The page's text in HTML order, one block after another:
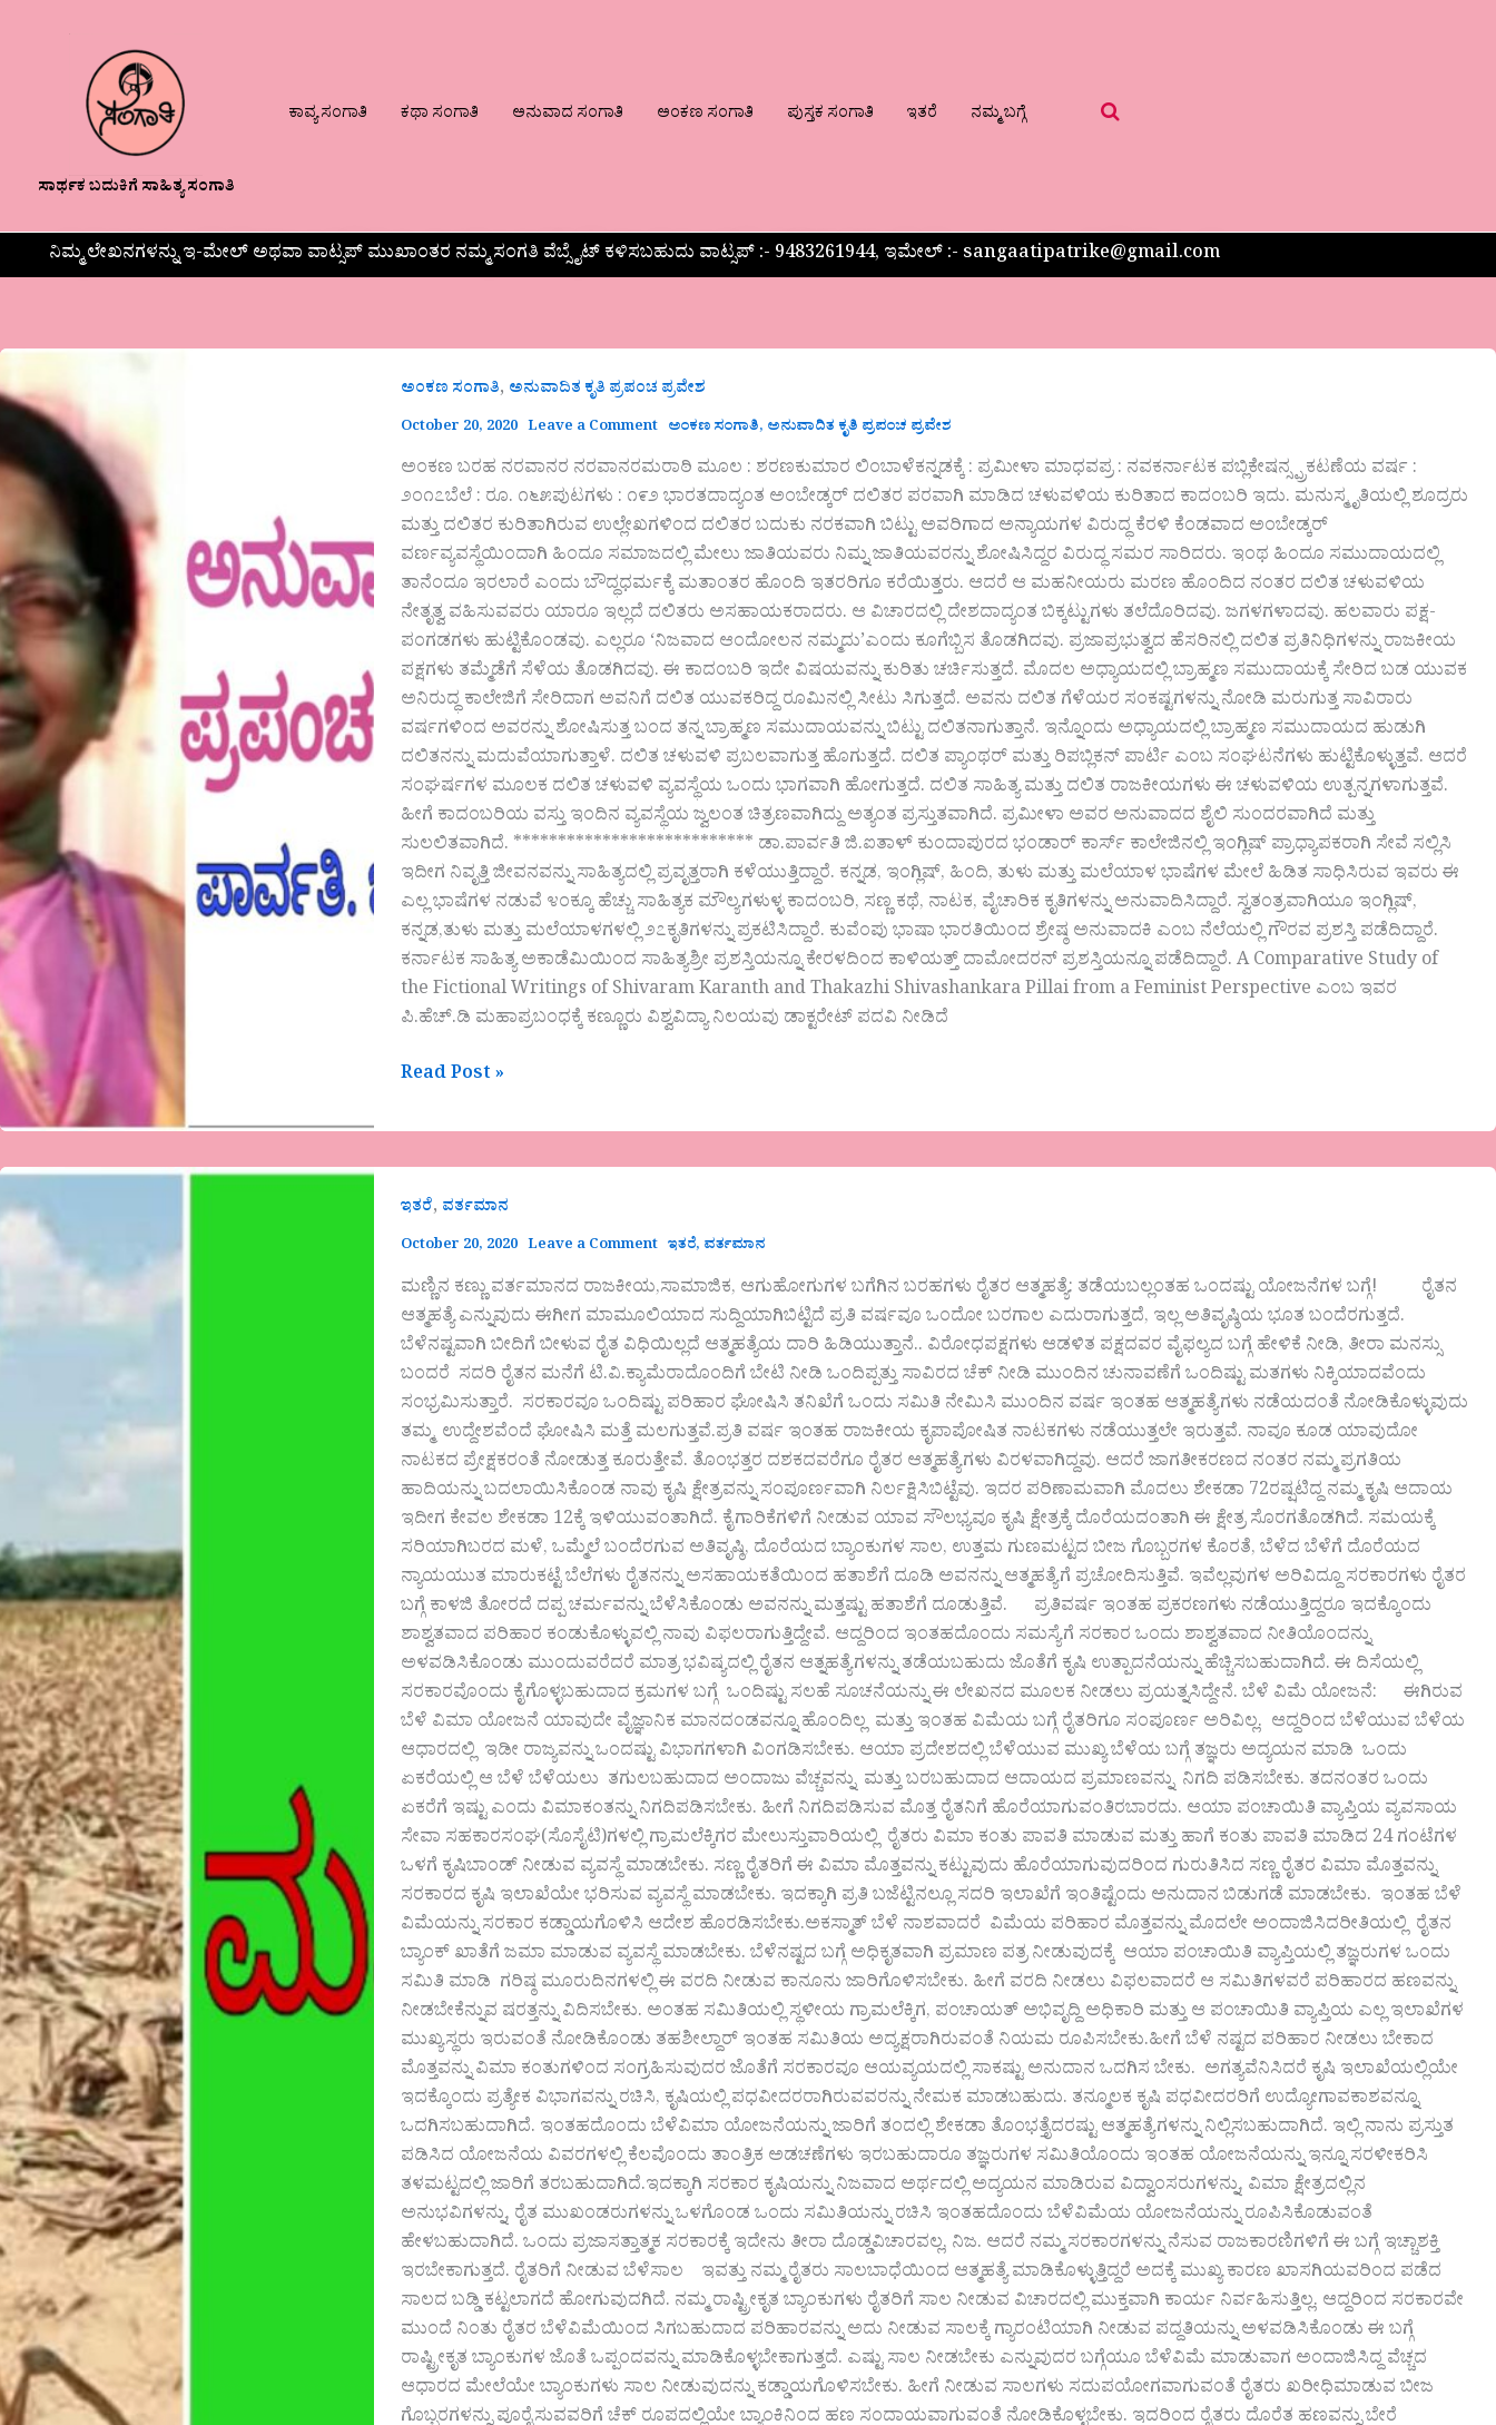
ಸಾರ್ಥಕ ಬದುಕಿಗೆ ಸಾಹಿತ್ಯ ಸಂಗಾತಿ
ಕಾವ್ಯ ಸಂಗಾತಿ ಕಥಾ ಸಂಗಾತಿ ಅನುವಾದ ಸಂಗಾತಿ ಅಂಕಣ ಸಂಗಾತಿ ಪುಸ್ತಕ ಸಂಗಾತಿ ಇತರೆ ನಮ್ಮ ಬಗ್ಗೆ
ನಿಮ್ಮ ಲೇಖನಗಳನ್ನು ಇ-ಮೇಲ್ ಅಥವಾ ವಾಟ್ಸಪ್ ಮುಖಾಂತರ ನಮ್ಮ ಸಂಗತಿ ವೆಬ್ಸೈಟ್ ಕಳಿಸಬಹುದು ವಾಟ್ಸಪ್‌ :- 9483261944, ಇಮೇಲ್ :- sangaatipatrike@gmail.com
ಅಂಕಣ ಸಂಗಾತಿ, ಅನುವಾದಿತ ಕೃತಿ ಪ್ರಪಂಚ ಪ್ರವೇಶ
October 20, 2020 Leave a Comment ಅಂಕಣ ಸಂಗಾತಿ, ಅನುವಾದಿತ ಕೃತಿ ಪ್ರಪಂಚ ಪ್ರವೇಶ
ಅಂಕಣ ಬರಹ ನರವಾನರ ನರವಾನರಮರಾಠಿ ಮೂಲ : ಶರಣಕುಮಾರ ಲಿಂಬಾಳೆಕನ್ನಡಕ್ಕೆ : ಪ್ರಮೀಳಾ ಮಾಧವಪ್ರ : ನವಕರ್ನಾಟಕ ಪಬ್ಲಿಕೇಷನ್ಸ್ಪ್ರಕಟಣೆಯ ವರ್ಷ :
೨೦೧೭ಬೆಲೆ : ರೂ. ೧೬೫ಪುಟಗಳು : ೧೯೨ ಭಾರತದಾದ್ಯಂತ ಅಂಬೇಡ್ಕರ್ ದಲಿತರ ಪರವಾಗಿ ಮಾಡಿದ ಚಳುವಳಿಯ ಕುರಿತಾದ ಕಾದಂಬರಿ ಇದು. ಮನುಸ್ಮೃತಿಯಲ್ಲಿ ಶೂದ್ರರು
ಮತ್ತು ದಲಿತರ ಕುರಿತಾಗಿರುವ ಉಲ್ಲೇಖಗಳಿಂದ ದಲಿತರ ಬದುಕು ನರಕವಾಗಿ ಬಿಟ್ಟು ಅವರಿಗಾದ ಅನ್ಯಾಯಗಳ ವಿರುದ್ಧ ಕೆರಳಿ ಕೆಂಡವಾದ ಅಂಬೇಡ್ಕರ್
ವರ್ಣವ್ಯವಸ್ಥೆಯಿಂದಾಗಿ ಹಿಂದೂ ಸಮಾಜದಲ್ಲಿ ಮೇಲು ಜಾತಿಯವರು ನಿಮ್ನ ಜಾತಿಯವರನ್ನು ಶೋಷಿಸಿದ್ದರ ವಿರುದ್ಧ ಸಮರ ಸಾರಿದರು. ಇಂಥ ಹಿಂದೂ ಸಮುದಾಯದಲ್ಲಿ
ತಾನೆಂದೂ ಇರಲಾರೆ ಎಂದು ಬೌದ್ಧಧರ್ಮಕ್ಕೆ ಮತಾಂತರ ಹೊಂದಿ ಇತರರಿಗೂ ಕರೆಯಿತ್ತರು. ಆದರೆ ಆ ಮಹನೀಯರು ಮರಣ ಹೊಂದಿದ ನಂತರ ದಲಿತ ಚಳುವಳಿಯ
ನೇತೃತ್ವ ವಹಿಸುವವರು ಯಾರೂ ಇಲ್ಲದೆ ದಲಿತರು ಅಸಹಾಯಕರಾದರು. ಆ ವಿಚಾರದಲ್ಲಿ ದೇಶದಾದ್ಯಂತ ಬಿಕ್ಕಟ್ಟುಗಳು ತಲೆದೊರಿದವು. ಜಗಳಗಳಾದವು. ಹಲವಾರು ಪಕ್ಷ-
ಪಂಗಡಗಳು ಹುಟ್ಟಿಕೊಂಡವು. ಎಲ್ಲರೂ ‘ನಿಜವಾದ ಆಂದೋಲನ ನಮ್ಮದು’ಎಂದು ಕೂಗೆಬ್ಬಿಸ ತೊಡಗಿದವು. ಪ್ರಜಾಪ್ರಭುತ್ವದ ಹೆಸರಿನಲ್ಲಿ ದಲಿತ ಪ್ರತಿನಿಧಿಗಳನ್ನು ರಾಜಕೀಯ
ಪಕ್ಷಗಳು ತಮ್ಮೆಡೆಗೆ ಸೆಳೆಯ ತೊಡಗಿದವು. ಈ ಕಾದಂಬರಿ ಇದೇ ವಿಷಯವನ್ನು ಕುರಿತು ಚರ್ಚಿಸುತ್ತದೆ. ಮೊದಲ ಅಧ್ಯಾಯದಲ್ಲಿ ಬ್ರಾಹ್ಮಣ ಸಮುದಾಯಕ್ಕೆ ಸೇರಿದ ಬಡ ಯುವಕ
ಅನಿರುದ್ಧ ಕಾಲೇಜಿಗೆ ಸೇರಿದಾಗ ಅವನಿಗೆ ದಲಿತ ಯುವಕರಿದ್ದ ರೂಮಿನಲ್ಲಿ ಸೀಟು ಸಿಗುತ್ತದೆ. ಅವನು ದಲಿತ ಗೆಳೆಯರ ಸಂಕಷ್ಟಗಳನ್ನು ನೋಡಿ ಮರುಗುತ್ತ ಸಾವಿರಾರು
ವರ್ಷಗಳಿಂದ ಅವರನ್ನು ಶೋಷಿಸುತ್ತ ಬಂದ ತನ್ನ ಬ್ರಾಹ್ಮಣ ಸಮುದಾಯವನ್ನು ಬಿಟ್ಟು ದಲಿತನಾಗುತ್ತಾನೆ. ಇನ್ನೊಂದು ಅಧ್ಯಾಯದಲ್ಲಿ ಬ್ರಾಹ್ಮಣ ಸಮುದಾಯದ ಹುಡುಗಿ
ದಲಿತನನ್ನು ಮದುವೆಯಾಗುತ್ತಾಳೆ. ದಲಿತ ಚಳುವಳಿ ಪ್ರಬಲವಾಗುತ್ತ ಹೊಗುತ್ತದೆ. ದಲಿತ ಪ್ಯಾಂಥರ್ ಮತ್ತು ರಿಪಬ್ಲಿಕನ್ ಪಾರ್ಟಿ ಎಂಬ ಸಂಘಟನೆಗಳು ಹುಟ್ಟಿಕೊಳ್ಳುತ್ತವೆ. ಆದರೆ
ಸಂಘರ್ಷಗಳ ಮೂಲಕ ದಲಿತ ಚಳುವಳಿ ವ್ಯವಸ್ಥೆಯ ಒಂದು ಭಾಗವಾಗಿ ಹೋಗುತ್ತದೆ. ದಲಿತ ಸಾಹಿತ್ಯ ಮತ್ತು ದಲಿತ ರಾಜಕೀಯಗಳು ಈ ಚಳುವಳಿಯ ಉತ್ಪನ್ನಗಳಾಗುತ್ತವೆ.
ಹೀಗೆ ಕಾದಂಬರಿಯ ವಸ್ತು ಇಂದಿನ ವ್ಯವಸ್ಥೆಯ ಜ್ವಲಂತ ಚಿತ್ರಣವಾಗಿದ್ದು ಅತ್ಯಂತ ಪ್ರಸ್ತುತವಾಗಿದೆ. ಪ್ರಮೀಳಾ ಅವರ ಅನುವಾದದ ಶೈಲಿ ಸುಂದರವಾಗಿದೆ ಮತ್ತು
ಸುಲಲಿತವಾಗಿದೆ. *************************** ಡಾ.ಪಾರ್ವತಿ ಜಿ.ಐತಾಳ್ ಕುಂದಾಪುರದ ಭಂಡಾರ್ ಕಾರ್ಸ್ ಕಾಲೇಜಿನಲ್ಲಿ ಇಂಗ್ಲಿಷ್ ಪ್ರಾಧ್ಯಾಪಕರಾಗಿ ಸೇವೆ ಸಲ್ಲಿಸಿ
ಇದೀಗ ನಿವೃತ್ತಿ ಜೀವನವನ್ನು ಸಾಹಿತ್ಯದಲ್ಲಿ ಪ್ರವೃತ್ತರಾಗಿ ಕಳೆಯುತ್ತಿದ್ದಾರೆ. ಕನ್ನಡ, ಇಂಗ್ಲಿಷ್, ಹಿಂದಿ, ತುಳು ಮತ್ತು ಮಲೆಯಾಳ ಭಾಷೆಗಳ ಮೇಲೆ ಹಿಡಿತ ಸಾಧಿಸಿರುವ ಇವರು ಈ
ಎಲ್ಲ ಭಾಷೆಗಳ ನಡುವೆ ೪೦ಕ್ಕೂ ಹೆಚ್ಚು ಸಾಹಿತ್ಯಕ ಮೌಲ್ಯಗಳುಳ್ಳ ಕಾದಂಬರಿ, ಸಣ್ಣ ಕಥೆ, ನಾಟಕ, ವೈಚಾರಿಕ ಕೃತಿಗಳನ್ನು ಅನುವಾದಿಸಿದ್ದಾರೆ. ಸ್ವತಂತ್ರವಾಗಿಯೂ ಇಂಗ್ಲಿಷ್,
ಕನ್ನಡ,ತುಳು ಮತ್ತು ಮಲೆಯಾಳಗಳಲ್ಲಿ ೨೭ಕೃತಿಗಳನ್ನು ಪ್ರಕಟಿಸಿದ್ದಾರೆ. ಕುವೆಂಪು ಭಾಷಾ ಭಾರತಿಯಿಂದ ಶ್ರೇಷ್ಠ ಅನುವಾದಕಿ ಎಂಬ ನೆಲೆಯಲ್ಲಿ ಗೌರವ ಪ್ರಶಸ್ತಿ ಪಡೆದಿದ್ದಾರೆ.
ಕರ್ನಾಟಕ ಸಾಹಿತ್ಯ ಅಕಾಡೆಮಿಯಿಂದ ಸಾಹಿತ್ಯಶ್ರೀ ಪ್ರಶಸ್ತಿಯನ್ನೂ ಕೇರಳದಿಂದ ಕಾಳಿಯತ್ತ್ ದಾಮೋದರನ್ ಪ್ರಶಸ್ತಿಯನ್ನೂ ಪಡೆದಿದ್ದಾರೆ. A Comparative Study of
the Fictional Writings of Shivaram Karanth and Thakazhi Shivashankara Pillai from a Feminist Perspective ಎಂಬ ಇವರ
ಪಿ.ಹೆಚ್.ಡಿ ಮಹಾಪ್ರಬಂಧಕ್ಕೆ ಕಣ್ಣೂರು ವಿಶ್ವವಿದ್ಯಾ ನಿಲಯವು ಡಾಕ್ಟರೇಟ್ ಪದವಿ ನೀಡಿದೆ
Read Post »
ಇತರೆ, ವರ್ತಮಾನ
October 20, 2020 Leave a Comment ಇತರೆ, ವರ್ತಮಾನ
ಮಣ್ಣಿನ ಕಣ್ಣು ವರ್ತಮಾನದ ರಾಜಕೀಯ,ಸಾಮಾಜಿಕ, ಆಗುಹೋಗುಗಳ ಬಗೆಗಿನ ಬರಹಗಳು ರೈತರ ಆತ್ಮಹತ್ಯೆ: ತಡೆಯಬಲ್ಲಂತಹ ಒಂದಷ್ಟು ಯೋಜನೆಗಳ ಬಗ್ಗೆ! ರೈತನ
ಆತ್ಮಹತ್ಯೆ ಎನ್ನುವುದು ಈಗೀಗ ಮಾಮೂಲಿಯಾದ ಸುದ್ದಿಯಾಗಿಬಿಟ್ಟಿದೆ ಪ್ರತಿ ವರ್ಷವೂ ಒಂದೋ ಬರಗಾಲ ಎದುರಾಗುತ್ತದೆ, ಇಲ್ಲ ಅತಿವೃಷ್ಠಿಯ ಭೂತ ಬಂದೆರಗುತ್ತದೆ.
ಬೆಳೆನಷ್ಟವಾಗಿ ಬೀದಿಗೆ ಬೀಳುವ ರೈತ ವಿಧಿಯಿಲ್ಲದೆ ಆತ್ಮಹತ್ಯೆಯ ದಾರಿ ಹಿಡಿಯುತ್ತಾನೆ.. ವಿರೋಧಪಕ್ಷಗಳು ಆಡಳಿತ ಪಕ್ಷದವರ ವೈಫಲ್ಯದ ಬಗ್ಗೆ ಹೇಳಿಕೆ ನೀಡಿ, ತೀರಾ ಮನಸ್ಸು
ಬಂದರೆ ಸದರಿ ರೈತನ ಮನೆಗೆ ಟಿ.ವಿ.ಕ್ಯಾಮೆರಾದೊಂದಿಗೆ ಬೇಟಿ ನೀಡಿ ಒಂದಿಪ್ಪತ್ತು ಸಾವಿರದ ಚೆಕ್ ನೀಡಿ ಮುಂದಿನ ಚುನಾವಣೆಗೆ ಒಂದಿಷ್ಟು ಮತಗಳು ನಿಕ್ಕಿಯಾದವೆಂದು
ಸಂಭ್ರಮಿಸುತ್ತಾರೆ. ಸರಕಾರವೂ ಒಂದಿಷ್ಟು ಪರಿಹಾರ ಘೋಷಿಸಿ ತನಿಖೆಗೆ ಒಂದು ಸಮಿತಿ ನೇಮಿಸಿ ಮುಂದಿನ ವರ್ಷ ಇಂತಹ ಆತ್ಮಹತ್ಯೆಗಳು ನಡೆಯದಂತೆ ನೋಡಿಕೊಳ್ಳುವುದು
ತಮ್ಮ ಉದ್ದೇಶವೆಂದೆ ಘೋಷಿಸಿ ಮತ್ತೆ ಮಲಗುತ್ತವೆ.ಪ್ರತಿ ವರ್ಷ ಇಂತಹ ರಾಜಕೀಯ ಕೃಪಾಪೋಷಿತ ನಾಟಕಗಳು ನಡೆಯುತ್ತಲೇ ಇರುತ್ತವೆ. ನಾವೂ ಕೂಡ ಯಾವುದೋ
ನಾಟಕದ ಪ್ರೇಕ್ಷಕರಂತೆ ನೋಡುತ್ತ ಕೂರುತ್ತೇವೆ. ತೊಂಭತ್ತರ ದಶಕದವರೆಗೂ ರೈತರ ಆತ್ಮಹತ್ಯೆಗಳು ವಿರಳವಾಗಿದ್ದವು. ಆದರೆ ಜಾಗತೀಕರಣದ ನಂತರ ನಮ್ಮ ಪ್ರಗತಿಯ
ಹಾದಿಯನ್ನು ಬದಲಾಯಿಸಿಕೊಂಡ ನಾವು ಕೃಷಿ ಕ್ಷೇತ್ರವನ್ನು ಸಂಪೂರ್ಣವಾಗಿ ನಿರ್ಲಕ್ಷಿಸಿಬಿಟ್ಟೆವು. ಇದರ ಪರಿಣಾಮವಾಗಿ ಮೊದಲು ಶೇಕಡಾ 72ರಷ್ಷಟಿದ್ದ ನಮ್ಮ ಕೃಷಿ ಆದಾಯ
ಇದೀಗ ಕೇವಲ ಶೇಕಡಾ 12ಕ್ಕೆ ಇಳಿಯುವಂತಾಗಿದೆ. ಕೈಗಾರಿಕೆಗಳಿಗೆ ನೀಡುವ ಯಾವ ಸೌಲಭ್ಯವೂ ಕೃಷಿ ಕ್ಷೇತ್ರಕ್ಕೆ ದೊರೆಯದಂತಾಗಿ ಈ ಕ್ಷೇತ್ರ ಸೊರಗತೊಡಗಿದೆ. ಸಮಯಕ್ಕೆ
ಸರಿಯಾಗಿಬರದ ಮಳೆ, ಒಮ್ಮೆಲೆ ಬಂದೆರಗುವ ಅತಿವೃಷ್ಠಿ, ದೊರೆಯದ ಬ್ಯಾಂಕುಗಳ ಸಾಲ, ಉತ್ತಮ ಗುಣಮಟ್ಟದ ಬೀಜ ಗೊಬ್ಬರಗಳ ಕೊರತೆ, ಬೆಳೆದ ಬೆಳೆಗೆ ದೊರೆಯದ
ನ್ಯಾಯಯುತ ಮಾರುಕಟ್ಟೆ ಬೆಲೆಗಳು ರೈತನನ್ನು ಅಸಹಾಯಕತೆಯಿಂದ ಹತಾಶೆಗೆ ದೂಡಿ ಅವನನ್ನು ಆತ್ಮಹತ್ಯೆಗೆ ಪ್ರಚೋದಿಸುತ್ತಿವೆ. ಇವೆಲ್ಲವುಗಳ ಅರಿವಿದ್ದೂ ಸರಕಾರಗಳು ರೈತರ
ಬಗ್ಗೆ ಕಾಳಜಿ ತೋರದೆ ದಪ್ಪ ಚರ್ಮವನ್ನು ಬೆಳೆಸಿಕೊಂಡು ಅವನನ್ನು ಮತ್ತಷ್ಟು ಹತಾಶೆಗೆ ದೂಡುತ್ತಿವೆ. ಪ್ರತಿವರ್ಷ ಇಂತಹ ಪ್ರಕರಣಗಳು ನಡೆಯುತ್ತಿದ್ದರೂ ಇದಕ್ಕೊಂದು
ಶಾಶ್ವತವಾದ ಪರಿಹಾರ ಕಂಡುಕೊಳ್ಳುವಲ್ಲಿ ನಾವು ವಿಫಲರಾಗುತ್ತಿದ್ದೇವೆ. ಆದ್ದರಿಂದ ಇಂತಹದೊಂದು ಸಮಸ್ಯೆಗೆ ಸರಕಾರ ಒಂದು ಶಾಶ್ವತವಾದ ನೀತಿಯೊಂದನ್ನು
ಅಳವಡಿಸಿಕೊಂಡು ಮುಂದುವರೆದರೆ ಮಾತ್ರ ಭವಿಷ್ಯದಲ್ಲಿ ರೈತನ ಆತ್ನಹತ್ಯೆಗಳನ್ನು ತಡೆಯಬಹುದು ಜೊತೆಗೆ ಕೃಷಿ ಉತ್ಪಾದನೆಯನ್ನು ಹೆಚ್ಚಿಸಬಹುದಾಗಿದೆ. ಈ ದಿಸೆಯಲ್ಲಿ
ಸರಕಾರವೊಂದು ಕೈಗೊಳ್ಳಬಹುದಾದ ಕ್ರಮಗಳ ಬಗ್ಗೆ ಒಂದಿಷ್ಟು ಸಲಹೆ ಸೂಚನೆಯನ್ನು ಈ ಲೇಖನದ ಮೂಲಕ ನೀಡಲು ಪ್ರಯತ್ನಸಿದ್ದೇನೆ. ಬೆಳೆ ವಿಮೆ ಯೋಜನೆ: ಈಗಿರುವ
ಬೆಳೆ ವಿಮಾ ಯೋಜನೆ ಯಾವುದೇ ವೈಜ್ಞಾನಿಕ ಮಾನದಂಡವನ್ನೂ ಹೊಂದಿಲ್ಲ ಮತ್ತು ಇಂತಹ ವಿಮೆಯ ಬಗ್ಗೆ ರೈತರಿಗೂ ಸಂಪೂರ್ಣ ಅರಿವಿಲ್ಲ. ಆದ್ದರಿಂದ ಬೆಳೆಯುವ ಬೆಳೆಯ
ಆಧಾರದಲ್ಲಿ ಇಡೀ ರಾಜ್ಯವನ್ನು ಒಂದಷ್ಟು ವಿಭಾಗಗಳಾಗಿ ವಿಂಗಡಿಸಬೇಕು. ಆಯಾ ಪ್ರದೇಶದಲ್ಲಿ ಬೆಳೆಯುವ ಮುಖ್ಯ ಬೆಳೆಯ ಬಗ್ಗೆ ತಜ್ಞರು ಅದ್ಯಯನ ಮಾಡಿ ಒಂದು
ಏಕರೆಯಲ್ಲಿ ಆ ಬೆಳೆ ಬೆಳೆಯಲು ತಗುಲಬಹುದಾದ ಅಂದಾಜು ವೆಚ್ಚವನ್ನು ಮತ್ತು ಬರಬಹುದಾದ ಆದಾಯದ ಪ್ರಮಾಣವನ್ನು ನಿಗದಿ ಪಡಿಸಬೇಕು. ತದನಂತರ ಒಂದು
ಏಕರೆಗೆ ಇಷ್ಟು ಎಂದು ವಿಮಾಕಂತನ್ನು ನಿಗದಿಪಡಿಸಬೇಕು. ಹೀಗೆ ನಿಗದಿಪಡಿಸುವ ಮೊತ್ತ ರೈತನಿಗೆ ಹೊರೆಯಾಗುವಂತಿರಬಾರದು. ಆಯಾ ಪಂಚಾಯಿತಿ ವ್ಯಾಪ್ತಿಯ ವ್ಯವಸಾಯ
ಸೇವಾ ಸಹಕಾರಸಂಘ(ಸೊಸೈಟಿ)ಗಳಲ್ಲಿ ಗ್ರಾಮಲೆಕ್ಕಿಗರ ಮೇಲುಸ್ತುವಾರಿಯಲ್ಲಿ ರೈತರು ವಿಮಾ ಕಂತು ಪಾವತಿ ಮಾಡುವ ಮತ್ತು ಹಾಗೆ ಕಂತು ಪಾವತಿ ಮಾಡಿದ 24 ಗಂಟೆಗಳ
ಒಳಗೆ ಕೃಷಿಬಾಂಡ್ ನೀಡುವ ವ್ಯವಸ್ಥೆ ಮಾಡಬೇಕು. ಸಣ್ಣ ರೈತರಿಗೆ ಈ ವಿಮಾ ಮೊತ್ತವನ್ನು ಕಟ್ಟುವುದು ಹೊರೆಯಾಗುವುದರಿಂದ ಗುರುತಿಸಿದ ಸಣ್ಣ ರೈತರ ವಿಮಾ ಮೊತ್ತವನ್ನು
ಸರಕಾರದ ಕೃಷಿ ಇಲಾಖೆಯೇ ಭರಿಸುವ ವ್ಯವಸ್ಥೆ ಮಾಡಬೇಕು. ಇದಕ್ಕಾಗಿ ಪ್ರತಿ ಬಜೆಟ್ಟಿನಲ್ಲೂ ಸದರಿ ಇಲಾಖೆಗೆ ಇಂತಿಷ್ಟೆಂದು ಅನುದಾನ ಬಿಡುಗಡೆ ಮಾಡಬೇಕು. ಇಂತಹ ಬೆಳೆ
ವಿಮೆಯನ್ನು ಸರಕಾರ ಕಡ್ಡಾಯಗೊಳಿಸಿ ಆದೇಶ ಹೊರಡಿಸಬೇಕು.ಅಕಸ್ಮಾತ್ ಬೆಳೆ ನಾಶವಾದರೆ ವಿಮೆಯ ಪರಿಹಾರ ಮೊತ್ತವನ್ನು ಮೊದಲೇ ಅಂದಾಜಿಸಿದರೀತಿಯಲ್ಲಿ ರೈತನ
ಬ್ಯಾಂಕ್ ಖಾತೆಗೆ ಜಮಾ ಮಾಡುವ ವ್ಯವಸ್ಥೆ ಮಾಡಬೇಕು. ಬೆಳೆನಷ್ಟದ ಬಗ್ಗೆ ಅಧಿಕೃತವಾಗಿ ಪ್ರಮಾಣ ಪತ್ರ ನೀಡುವುದಕ್ಕೆ ಆಯಾ ಪಂಚಾಯಿತಿ ವ್ಯಾಪ್ತಿಯಲ್ಲಿ ತಜ್ಞರುಗಳ ಒಂದು
ಸಮಿತಿ ಮಾಡಿ ಗರಿಷ್ಠ ಮೂರುದಿನಗಳಲ್ಲಿ ಈ ವರದಿ ನೀಡುವ ಕಾನೂನು ಜಾರಿಗೊಳಿಸಬೇಕು. ಹೀಗೆ ವರದಿ ನೀಡಲು ವಿಫಲವಾದರೆ ಆ ಸಮಿತಿಗಳವರೆ ಪರಿಹಾರದ ಹಣವನ್ನು
ನೀಡಬೇಕೆನ್ನುವ ಷರತ್ತನ್ನು ವಿದಿಸಬೇಕು. ಅಂತಹ ಸಮಿತಿಯಲ್ಲಿ ಸ್ಥಳೀಯ ಗ್ರಾಮಲೆಕ್ಕಿಗ, ಪಂಚಾಯತ್ ಅಭಿವೃದ್ದಿ ಅಧಿಕಾರಿ ಮತ್ತು ಆ ಪಂಚಾಯಿತಿ ವ್ಯಾಪ್ತಿಯ ಎಲ್ಲ ಇಲಾಖೆಗಳ
ಮುಖ್ಯಸ್ಥರು ಇರುವಂತೆ ನೋಡಿಕೊಂಡು ತಹಶೀಲ್ದಾರ್ ಇಂತಹ ಸಮಿತಿಯ ಅದ್ಯಕ್ಷರಾಗಿರುವಂತೆ ನಿಯಮ ರೂಪಿಸಬೇಕು.ಹೀಗೆ ಬೆಳೆ ನಷ್ಟದ ಪರಿಹಾರ ನೀಡಲು ಬೇಕಾದ
ಮೊತ್ತವನ್ನು ವಿಮಾ ಕಂತುಗಳಿಂದ ಸಂಗ್ರಹಿಸುವುದರ ಜೊತೆಗೆ ಸರಕಾರವೂ ಆಯವ್ಯಯದಲ್ಲಿ ಸಾಕಷ್ಟು ಅನುದಾನ ಒದಗಿಸ ಬೇಕು. ಅಗತ್ಯವೆನಿಸಿದರೆ ಕೃಷಿ ಇಲಾಖೆಯಲ್ಲಿಯೇ
ಇದಕ್ಕೊಂದು ಪ್ರತ್ಯೇಕ ವಿಭಾಗವನ್ನು ರಚಿಸಿ, ಕೃಷಿಯಲ್ಲಿ ಪಧವೀದರರಾಗಿರುವವರನ್ನು ನೇಮಕ ಮಾಡಬಹುದು. ತನ್ಮೂಲಕ ಕೃಷಿ ಪಧವೀದರರಿಗೆ ಉದ್ಯೋಗಾವಕಾಶವನ್ನೂ
ಒದಗಿಸಬಹುದಾಗಿದೆ. ಇಂತಹದೊಂದು ಬೆಳೆವಿಮಾ ಯೋಜನೆಯನ್ನು ಜಾರಿಗೆ ತಂದಲ್ಲಿ ಶೇಕಡಾ ತೊಂಭತ್ತೈದರಷ್ಟು ಆತ್ಮಹತ್ಯೆಗಳನ್ನು ನಿಲ್ಲಿಸಬಹುದಾಗಿದೆ. ಇಲ್ಲಿ ನಾನು ಪ್ರಸ್ತುತ
ಪಡಿಸಿದ ಯೋಜನೆಯ ವಿವರಗಳಲ್ಲಿ ಕೆಲವೊಂದು ತಾಂತ್ರಿಕ ಅಡಚಣೆಗಳು ಇರಬಹುದಾರೂ ತಜ್ಞರುಗಳ ಸಮಿತಿಯೊಂದು ಇಂತಹ ಯೋಜನೆಯನ್ನು ಇನ್ನೂ ಸರಳೀಕರಿಸಿ
ತಳಮಟ್ಟದಲ್ಲಿ ಜಾರಿಗೆ ತರಬಹುದಾಗಿದೆ.ಇದಕ್ಕಾಗಿ ಸರಕಾರ ಕೃಷಿಯನ್ನು ನಿಜವಾದ ಅರ್ಥದಲ್ಲಿ ಅದ್ಯಯನ ಮಾಡಿರುವ ವಿದ್ವಾಂಸರುಗಳನ್ನು, ವಿಮಾ ಕ್ಷೇತ್ರದಲ್ಲಿನ
ಅನುಭವಿಗಳನ್ನು, ರೈತ ಮುಖಂಡರುಗಳನ್ನು ಒಳಗೊಂಡ ಒಂದು ಸಮಿತಿಯನ್ನು ರಚಿಸಿ ಇಂತಹದೊಂದು ಬೆಳೆವಿಮೆಯ ಯೋಜನೆಯನ್ನು ರೂಪಿಸಿಕೊಡುವಂತೆ
ಹೇಳಬಹುದಾಗಿದೆ. ಒಂದು ಪ್ರಜಾಸತ್ತಾತ್ಮಕ ಸರಕಾರಕ್ಕೆ ಇದೇನು ತೀರಾ ದೊಡ್ಡವಿಚಾರವಲ್ಲ, ನಿಜ. ಆದರೆ ನಮ್ಮ ಸರಕಾರಗಳನ್ನು ನೆಸುವ ರಾಜಕಾರಣಿಗಳಿಗೆ ಈ ಬಗ್ಗೆ ಇಚ್ಚಾಶಕ್ತಿ
ಇರಬೇಕಾಗುತ್ತದೆ. ರೈತರಿಗೆ ನೀಡುವ ಬೆಳೆಸಾಲ ಇವತ್ತು ನಮ್ಮ ರೈತರು ಸಾಲಬಾಧೆಯಿಂದ ಆತ್ಮಹತ್ಯೆ ಮಾಡಿಕೊಳ್ಳುತ್ತಿದ್ದರೆ ಅದಕ್ಕೆ ಮುಖ್ಯ ಕಾರಣ ಖಾಸಗಿಯವರಿಂದ ಪಡೆದ
ಸಾಲದ ಬಡ್ಡಿ ಕಟ್ಟಲಾಗದೆ ಹೋಗುವುದಗಿದೆ. ನಮ್ಮ ರಾಷ್ಟ್ರೀಕೃತ ಬ್ಯಾಂಕುಗಳು ರೈತರಿಗೆ ಸಾಲ ನೀಡುವ ವಿಚಾರದಲ್ಲಿ ಮುಕ್ತವಾಗಿ ಕಾರ್ಯ ನಿರ್ವಹಿಸುತ್ತಿಲ್ಲ. ಆದ್ದರಿಂದ ಸರಕಾರವೇ
ಮುಂದೆ ನಿಂತು ರೈತರ ಬೆಳೆವಿಮೆಯಿಂದ ಸಿಗಬಹುದಾದ ಪರಿಹಾರವನ್ನು ಅದು ನೀಡುವ ಸಾಲಕ್ಕೆ ಗ್ಯಾರಂಟಿಯಾಗಿ ನೀಡುವ ಪದ್ದತಿಯನ್ನು ಅಳವಡಿಸಿಕೊಂಡು ಈ ಬಗ್ಗೆ
ರಾಷ್ಟ್ರೀಕೃತ ಬ್ಯಾಂಕುಗಳ ಜೊತೆ ಒಪ್ಪಂದವನ್ನು ಮಾಡಿಕೊಳ್ಳಬೇಕಾಗುತ್ತದೆ. ಎಷ್ಟು ಸಾಲ ನೀಡಬೇಕು ಎನ್ನುವುದರ ಬಗ್ಗೆಯೂ ಬೆಳೆವಿಮೆ ಮಾಡುವಾಗ ಅಂದಾಜಿಸಿದ್ದ ವೆಚ್ಚದ
ಆಧಾರದ ಮೇಲೆಯೇ ಬ್ಯಾಂಕುಗಳು ಸಾಲ ನೀಡುವುದನ್ನು ಕಡ್ಡಾಯಗೊಳಿಸಬೇಕು. ಹೀಗೆ ನೀಡುವ ಸಾಲಗಳು ಸದುಪಯೋಗವಾಗುವಂತೆ ರೈತರು ಖರೀಧಿಮಾಡುವ ಬೀಜ
ಗೊಬ್ಬರಗಳನ್ನು ಪೂರೈಸುವವರಿಗೆ ಚೆಕ್ ರೂಪದಲ್ಲಿಯೇ ಬ್ಯಾಂಕಿನಿಂದ ಹಣ ಸಂದಾಯವಾಗುವಂತೆ ನೋಡಿಕೊಳ್ಳಬೇಕು. ಇದರಿಂದ ರೈತರು ದೊರೆತ ಹಣವನ್ನು ಬೇರೆ